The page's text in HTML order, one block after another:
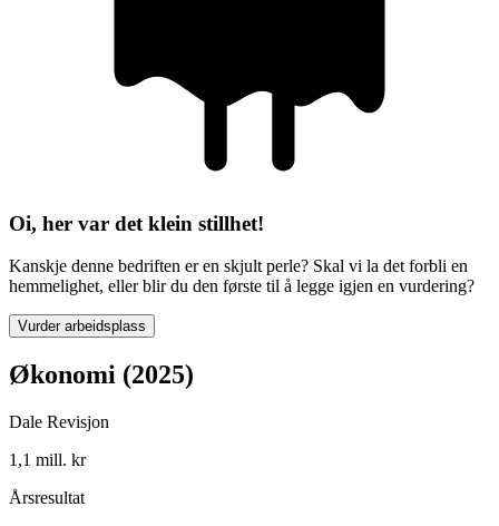
Oi, her var det klein stillhet!
Kanskje denne bedriften er en skjult perle? Skal vi la det forbli en
hemmelighet, eller blir du den første til å legge igjen en vurdering?
Vurder arbeidsplass
Økonomi (2025)
Dale Revisjon
1,1 mill. kr
Årsresultat